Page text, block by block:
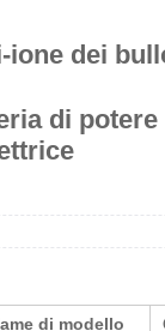
dei
di
di modello